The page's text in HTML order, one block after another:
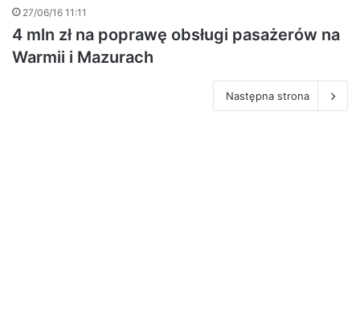
27/06/16 11:11
4 mln zł na poprawę obsługi pasażerów na
Warmii i Mazurach
Następna strona